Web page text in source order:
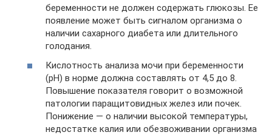
беременности не должен содержать глюкозы. Ее
появление может быть сигналом организма о
наличии сахарного диабета или длительного
голодания.
Кислотность анализа мочи при беременности
(pH) в норме должна составлять от 4,5 до 8.
Повышение показателя говорит о возможной
патологии паращитовидных желез или почек.
Понижение — о наличии высокой температуры,
недостатке калия или обезвоживании организма